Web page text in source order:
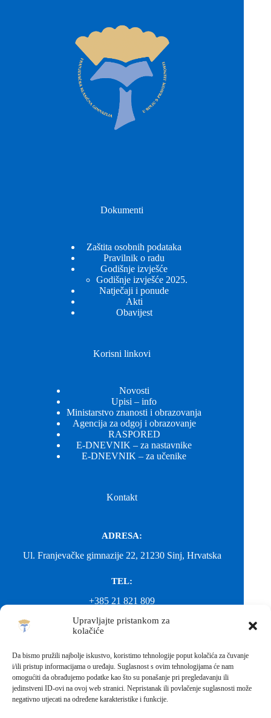
Upravljajte pristankom za
kolačiće
Da bismo pružili najbolje iskustvo, koristimo tehnologije poput kolačića za čuvanje
i/ili pristup informacijama o uređaju. Suglasnost s ovim tehnologijama će nam
omogućiti da obrađujemo podatke kao što su ponašanje pri pregledavanju ili
jedinstveni ID-ovi na ovoj web stranici. Nepristanak ili povlačenje suglasnosti može
negativno utjecati na određene karakteristike i funkcije.
Dokumenti
Zaštita osobnih podataka
Pravilnik o radu
Godišnje izvješće
Godišnje izvješće 2025.
Natječaji i ponude
Akti
Obavijest
Korisni linkovi
Novosti
Upisi – info
Ministarstvo znanosti i obrazovanja
Agencija za odgoj i obrazovanje
RASPORED
E-DNEVNIK – za nastavnike
E-DNEVNIK – za učenike
Kontakt
ADRESA:
Ul. Franjevačke gimnazije 22, 21230 Sinj, Hrvatska
TEL:
+385 21 821 809
EMAIL:
EMAIL:
fkgsinj@gmail.com
Svako neovlašteno preuzimanje fotografija i sadržaja s ove web